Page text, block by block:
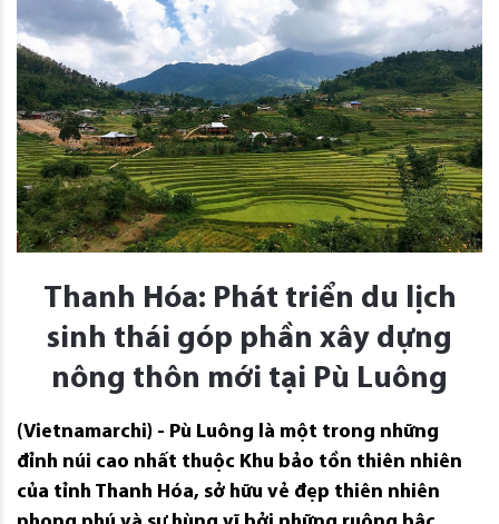
Thanh Hóa: Phát triển du lịch
sinh thái góp phần xây dựng
nông thôn mới tại Pù Luông
(Vietnamarchi) - Pù Luông là một trong những
đỉnh núi cao nhất thuộc Khu bảo tồn thiên nhiên
của tỉnh Thanh Hóa, sở hữu vẻ đẹp thiên nhiên